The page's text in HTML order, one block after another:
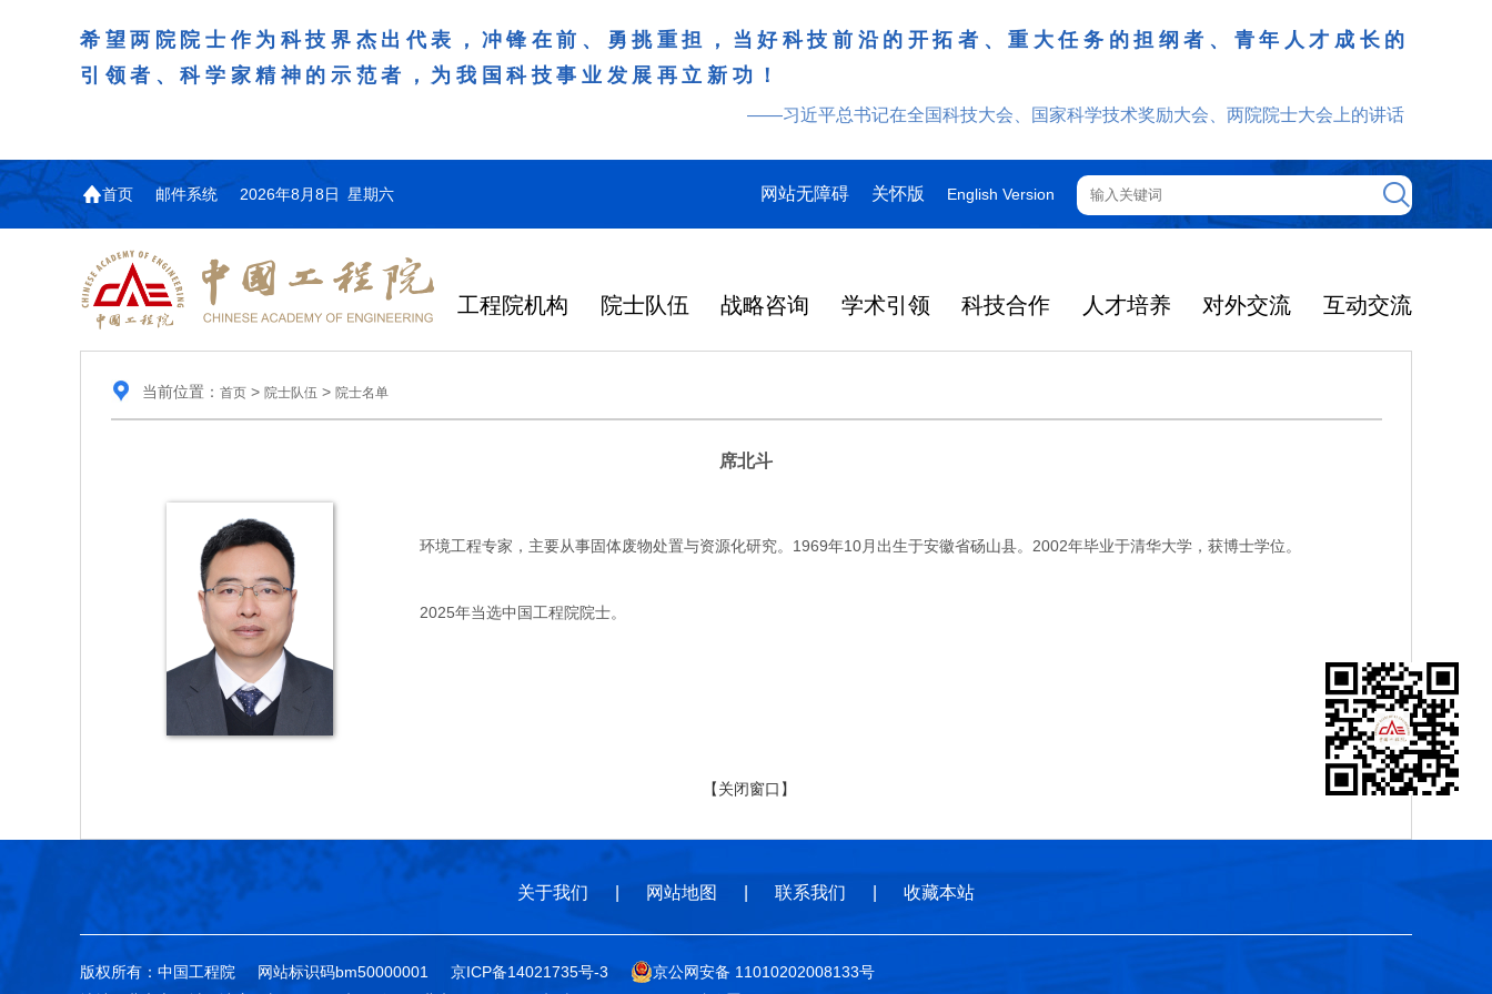
希望两院院士作为科技界杰出代表，冲锋在前、勇挑重担，当好科技前沿的开拓者、重大任务的担纲者、青年人才成长的
引领者、科学家精神的示范者，为我国科技事业发展再立新功！
——习近平总书记在全国科技大会、国家科学技术奖励大会、两院院士大会上的讲话
首页 邮件系统 2026年8月8日 星期六 网站无障碍 关怀版 English Version
工程院机构 院士队伍 战略咨询 学术引领 科技合作 人才培养 对外交流 互动交流
当前位置： 首页> 院士队伍 > 院士名单
席北斗
环境工程专家，主要从事固体废物处置与资源化研究。1969年10月出生于安徽省砀山县。2002年毕业于清华大学，获博士学位。
2025年当选中国工程院院士。
【关闭窗口】
关于我们 网站地图 联系我们 收藏本站
版权所有：中国工程院 网站标识码bm50000001 京ICP备14021735号-3
京公网安备 11010202008133号